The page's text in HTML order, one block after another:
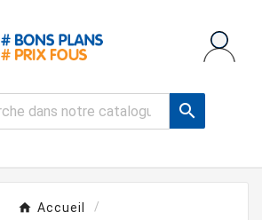

Accueil